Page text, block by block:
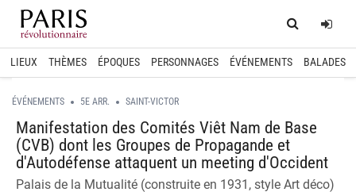
Home
LIEUX THÈMES ÉPOQUES PERSONNAGES ÉVÉNEMENTS BALADES
ÉVÉNEMENTS 5E ARR. SAINT-VICTOR
Manifestation des Comités Viêt Nam de Base
(CVB) dont les Groupes de Propagande et
d'Autodéfense attaquent un meeting d'Occident
Palais de la Mutualité (construite en 1931, style Art déco)